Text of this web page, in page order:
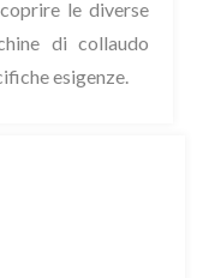
le diverse
di collaudo
esigenze.